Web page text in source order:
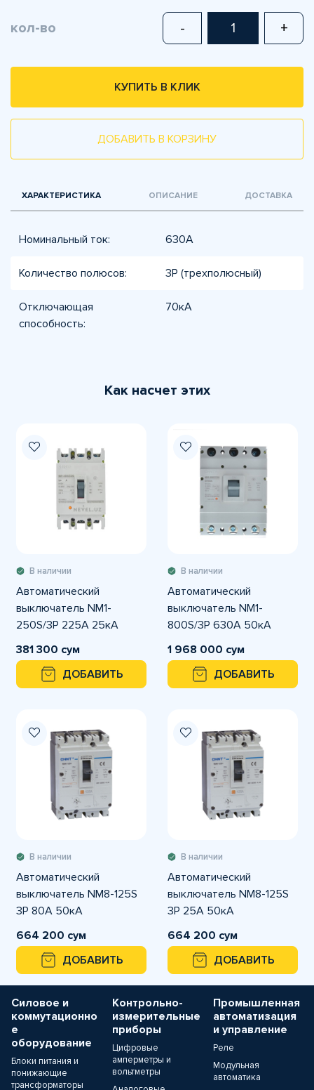
кол-во - +
КУПИТЬ В КЛИК
ДОБАВИТЬ В КОРЗИНУ
ХАРАКТЕРИСТИКА ОПИСАНИЕ ДОСТАВКА
Номинальный ток: 630А
Количество полюсов: 3P (трехполюсный)
Отключающая
способность:
70кА
Как насчет этих
В наличии
Автоматический
выключатель NM1-
250S/3Р 225A 25кА
381 300 сум
ДОБАВИТЬ
В наличии
Автоматический
выключатель NM1-
800S/3Р 630A 50кА
1 968 000 сум
ДОБАВИТЬ
В наличии
Автоматический
выключатель NM8-125S
3P 80A 50кА
664 200 сум
ДОБАВИТЬ
В наличии
Автоматический
выключатель NM8-125S
3P 25A 50кА
664 200 сум
ДОБАВИТЬ
Силовое и
коммутационно
е
оборудование
Блоки питания и
понижающие
трансформаторы
Контрольно-
измерительные
приборы
Цифровые
амперметры и
вольтметры
Промышленная
автоматизация
и управление
Реле
Модульная
автоматика